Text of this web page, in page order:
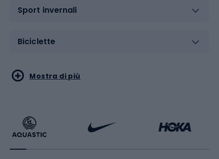
Sport invernali
Biciclette
Sport acquatici
Bikepacking
Sport di arti marziali
Sport con le racchette
Mostra di più